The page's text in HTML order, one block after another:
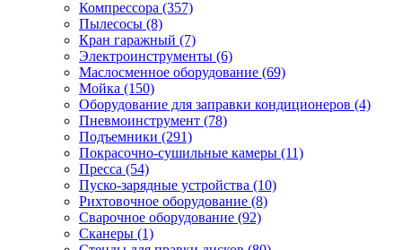
Компрессора (357)
Пылесосы (8)
Кран гаражный (7)
Электроинструменты (6)
Маслосменное оборудование (69)
Мойка (150)
Оборудование для заправки кондиционеров (4)
Пневмоинструмент (78)
Подъемники (291)
Покрасочно-сушильные камеры (11)
Пресса (54)
Пуско-зарядные устройства (10)
Рихтовочное оборудование (8)
Сварочное оборудование (92)
Сканеры (1)